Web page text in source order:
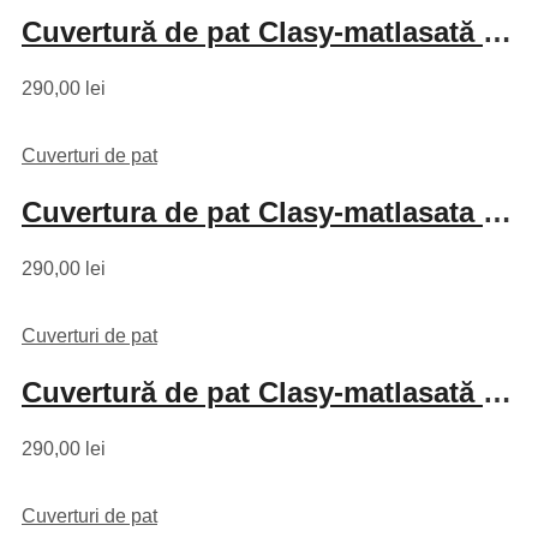
Cuvertură de pat Clasy-matlasată 2 persoane (SALIDA V2)
290,00 lei
Cuverturi de pat
Cuvertura de pat Clasy-matlasata 2 persoane (DESIMA)
290,00 lei
Cuverturi de pat
Cuvertură de pat Clasy-matlasată 2 persoane (RUTE)
290,00 lei
Cuverturi de pat